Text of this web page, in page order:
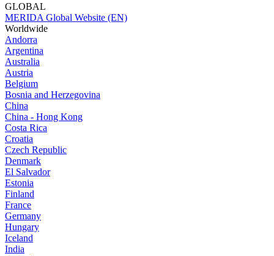
GLOBAL
MERIDA Global Website (EN)
Worldwide
Andorra
Argentina
Australia
Austria
Belgium
Bosnia and Herzegovina
China
China - Hong Kong
Costa Rica
Croatia
Czech Republic
Denmark
El Salvador
Estonia
Finland
France
Germany
Hungary
Iceland
India